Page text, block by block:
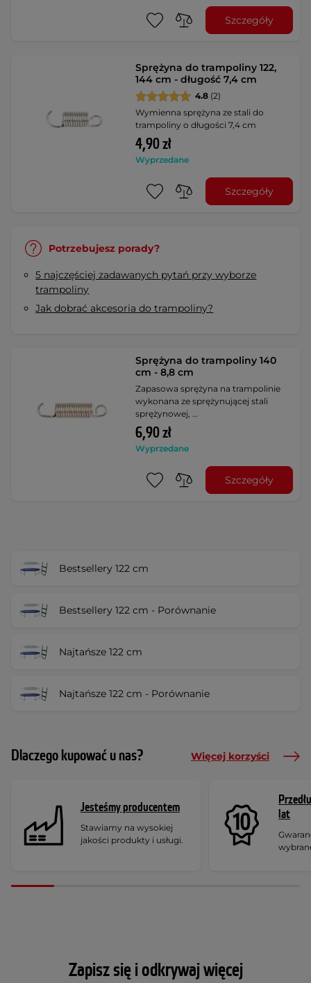
Szczegóły
Sprężyna do trampoliny 122,
144 cm - długość 7,4 cm
4.8 (2)
Wymienna sprężyna ze stali do
trampoliny o długości 7,4 cm
4,90 zł
Wyprzedane
Szczegóły
Potrzebujesz porady?
5 najczęściej zadawanych pytań przy wyborze
trampoliny
Jak dobrać akcesoria do trampoliny?
Sprężyna do trampoliny 140
cm - 8,8 cm
Zapasowa sprężyna na trampolinie
wykonana ze sprężynującej stali
sprężynowej, …
6,90 zł
Wyprzedane
Szczegóły
Bestsellery 122 cm
Bestsellery 122 cm - Porównanie
Najtańsze 122 cm
Najtańsze 122 cm - Porównanie
Dlaczego kupować u nas? Więcej korzyści
Jesteśmy producentem
Stawiamy na wysokiej
jakości produkty i usługi.
lat
Zapisz się i odkrywaj więcej